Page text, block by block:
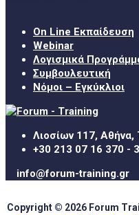
On Line Εκπαίδευση
Webinar
Λογισμικά
Συμβουλευτική
Νόμοι – Εγκύκλιοι
Λιοσίων 117, Αθήνα,
+30 213 07 16 370 -
info@forum-training.gr
Copyright © 2026 Forum